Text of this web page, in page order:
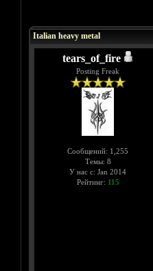
Italian heavy metal
tears_of_fire
Posting Freak
Сообщений: 1,255
Темы: 8
У нас с: Jan 2014
Рейтинг: 115